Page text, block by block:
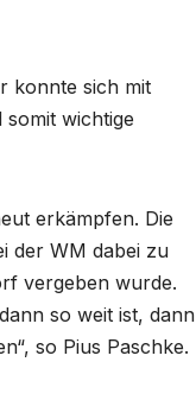
konnte sich mit
wichtige
erkämpfen. Die
der WM dabei zu
vergeben wurde.
so weit ist, dann
so Pius Paschke.